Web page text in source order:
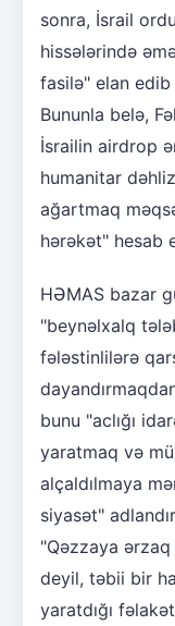
sonra, İsrail
hissələrində
fasilə" elan edib
Bununla belə,
İsrailin airdrop
humanitar
ağartmaq
hərəkət" hesab
HƏMAS bazar
"beynəlxalq
fələstinlilərə
bunu "aclığı
yaratmaq və
alçaldılmaya
siyasət"
"Qəzzaya ərzaq
deyil, təbii bir
yaratdığı